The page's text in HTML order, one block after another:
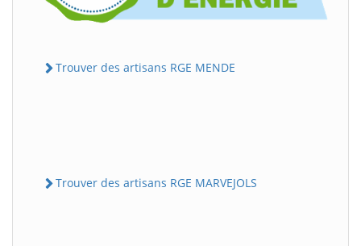
Trouver des artisans RGE MENDE
Trouver des artisans RGE MARVEJOLS